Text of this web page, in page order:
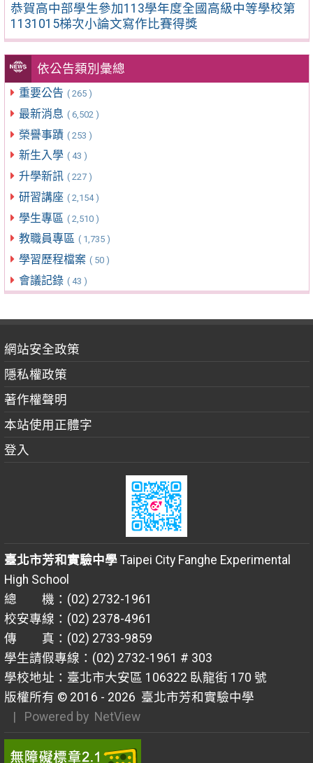
恭賀高中部學生參加113學年度全國高級中等學校第
1131015梯次小論文寫作比賽得獎
依公告類別彙總
重要公告 ( 265 )
最新消息 ( 6,502 )
榮譽事蹟 ( 253 )
新生入學 ( 43 )
升學新訊 ( 227 )
研習講座 ( 2,154 )
學生專區 ( 2,510 )
教職員專區 ( 1,735 )
學習歷程檔案 ( 50 )
會議記錄 ( 43 )
網站安全政策
隱私權政策
著作權聲明
本站使用正體字
登入
臺北市芳和實驗中學Taipei City Fanghe Experimental
High School
總 機：(02) 2732-1961
校安專線：(02) 2378-4961
傳 真：(02) 2733-9859
學生請假專線：(02) 2732-1961 # 303
學校地址：臺北市大安區 106322 臥龍街 170 號
版權所有 © 2016 - 2026 臺北市芳和實驗中學
| Powered by NetView